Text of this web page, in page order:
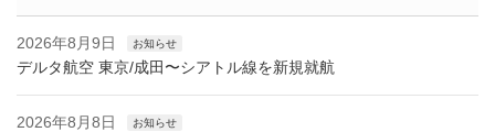
2026年8月9日 お知らせ
デルタ航空 東京/成田〜シアトル線を新規就航
2026年8月8日 お知らせ